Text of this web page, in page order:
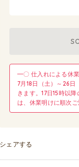
━〇 仕入れによる休
7月18日（土）～26日
きます。17日15時以
は、休業明けに順次ご
シェアする